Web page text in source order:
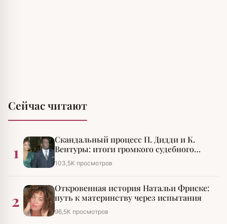
Сейчас читают
1
Скандальный процесс П. Дидди и К.
Вентуры: итоги громкого судебного
разбирательства
103,5К просмотров
2
Откровенная история Натальи Фриске:
путь к материнству через испытания
96,5К просмотров